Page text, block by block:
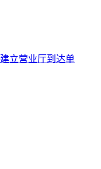
建立营业厅到达单